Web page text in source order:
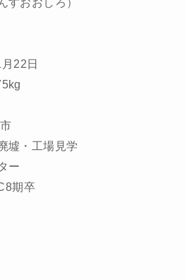
22日
墟・工場見学
ー
期卒